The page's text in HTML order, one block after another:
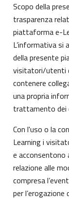
Scopo della
trasparenza
piattaforma e-
L’informativa si
della presente
visitatori/utenti
contenere
una propria
trattamento
Con l'uso o la
Learning i
e
relazione alle
compresa
per l’erogazione